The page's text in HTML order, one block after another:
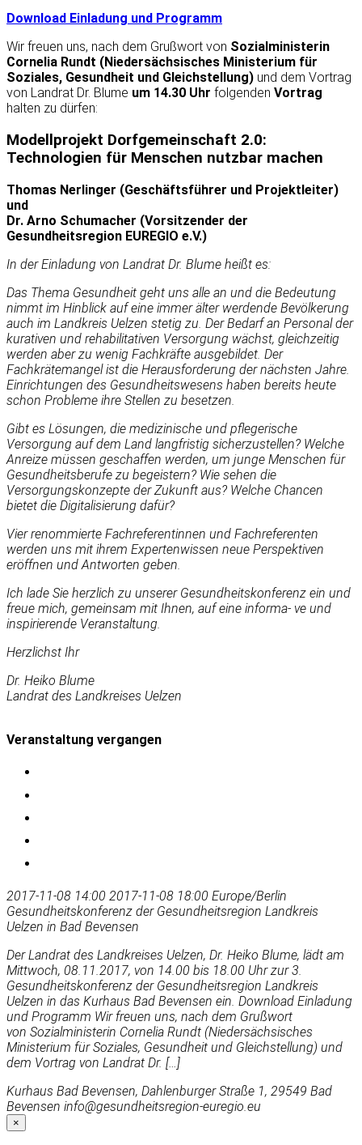
Download Einladung und Programm
Wir freuen uns, nach dem Grußwort von Sozialministerin
Cornelia Rundt (Niedersächsisches Ministerium für
Soziales, Gesundheit und Gleichstellung) und dem Vortrag
von Landrat Dr. Blume um 14.30 Uhr folgenden Vortrag
halten zu dürfen:
Modellprojekt Dorfgemeinschaft 2.0:
Technologien für Menschen nutzbar machen
Thomas Nerlinger (Geschäftsführer und Projektleiter)
und
Dr. Arno Schumacher (Vorsitzender der
Gesundheitsregion EUREGIO e.V.)
In der Einladung von Landrat Dr. Blume heißt es:
Das Thema Gesundheit geht uns alle an und die Bedeutung
nimmt im Hinblick auf eine immer älter werdende Bevölkerung
auch im Landkreis Uelzen stetig zu. Der Bedarf an Personal der
kurativen und rehabilitativen Versorgung wächst, gleichzeitig
werden aber zu wenig Fachkräfte ausgebildet. Der
Fachkrätemangel ist die Herausforderung der nächsten Jahre.
Einrichtungen des Gesundheitswesens haben bereits heute
schon Probleme ihre Stellen zu besetzen.
Gibt es Lösungen, die medizinische und pflegerische
Versorgung auf dem Land langfristig sicherzustellen? Welche
Anreize müssen geschaffen werden, um junge Menschen für
Gesundheitsberufe zu begeistern? Wie sehen die
Versorgungskonzepte der Zukunft aus? Welche Chancen
bietet die Digitalisierung dafür?
Vier renommierte Fachreferentinnen und Fachreferenten
werden uns mit ihrem Expertenwissen neue Perspektiven
eröffnen und Antworten geben.
Ich lade Sie herzlich zu unserer Gesundheitskonferenz ein und
freue mich, gemeinsam mit Ihnen, auf eine informa- ve und
inspirierende Veranstaltung.
Herzlichst Ihr
Dr. Heiko Blume
Landrat des Landkreises Uelzen
Veranstaltung vergangen
2017-11-08 14:00 2017-11-08 18:00 Europe/Berlin
Gesundheitskonferenz der Gesundheitsregion Landkreis
Uelzen in Bad Bevensen
Der Landrat des Landkreises Uelzen, Dr. Heiko Blume, lädt am
Mittwoch, 08.11.2017, von 14.00 bis 18.00 Uhr zur 3.
Gesundheitskonferenz der Gesundheitsregion Landkreis
Uelzen in das Kurhaus Bad Bevensen ein. Download Einladung
und Programm Wir freuen uns, nach dem Grußwort
von Sozialministerin Cornelia Rundt (Niedersächsisches
Ministerium für Soziales, Gesundheit und Gleichstellung) und
dem Vortrag von Landrat Dr. […]
Kurhaus Bad Bevensen, Dahlenburger Straße 1, 29549 Bad
Bevensen info@gesundheitsregion-euregio.eu
×